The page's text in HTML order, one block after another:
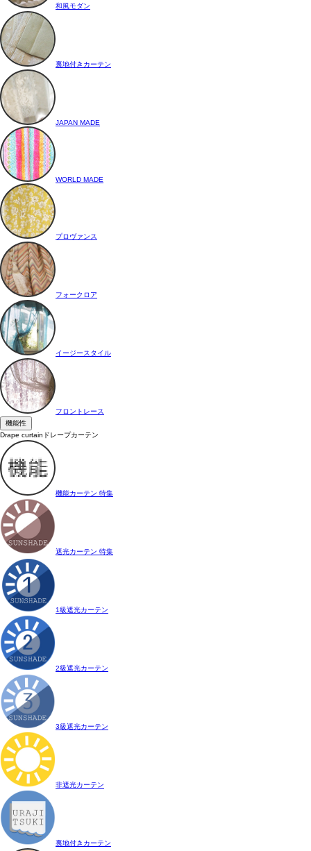
和風モダン
裏地付きカーテン
JAPAN MADE
WORLD MADE
プロヴァンス
フォークロア
イージースタイル
フロントレース
機能性
Drape curtain ドレープカーテン
機能カーテン 特集
遮光カーテン 特集
1級遮光カーテン
2級遮光カーテン
3級遮光カーテン
非遮光カーテン
裏地付きカーテン